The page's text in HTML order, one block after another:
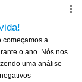
começamos a
o ano. Nós nos
uma análise